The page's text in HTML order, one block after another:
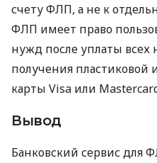
счету ФЛП, а не к
ФЛП имеет право
нужд после уплаты всех
получения
карты Visa или
Вывод
Банковский сервис для